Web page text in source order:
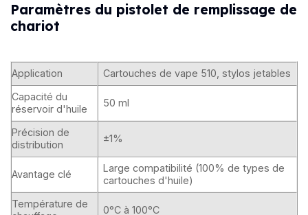
Paramètres du pistolet de remplissage de
chariot
Application
Cartouches de vape 510, stylos jetables
Capacité du
réservoir d'huile
50 ml
Précision de
distribution
±1%
Avantage clé
Large compatibilité (100% de types de
cartouches d'huile)
Température de
0°C à 100°C